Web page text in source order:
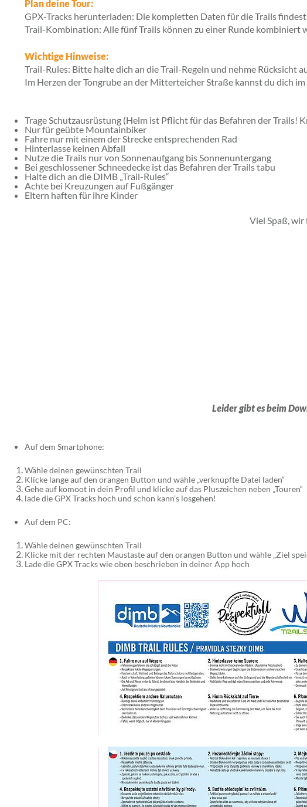
Plan deine Tour:
GPX-Tracks herunterladen: Die kompletten Daten für die Trails
Trail-Kombination: Alle fünf Trails können zu einer Runde
Wichtige Hinweise:
Trail-Rules: Bitte halte dich an die Trail-Regeln und nehme Rücksicht
Im Herzen der Tongrube an der Mitterteicher Straße kannst du dich
Trage Schutzausrüstung (Helm ist Pflicht für das Befahren der Trails!
Nur für geübte Mountainbiker
Fahre nur mit einem der Strecke entsprechenden Rad
Hinterlasse keinen Abfall
Nutze die Trails nur von Sonnenaufgang bis Sonnenuntergang
Bei geschlossener Schneedecke ist das Befahren der Trails tabu
Halte dich an die DIMB „Trail-Rules“
Achte bei Kreuzungen auf Fußgänger
Eltern haften für ihre Kinder
Viel Spaß, wir
Leider gibt es beim
Auf dem Smartphone:
Wähle deinen gewünschten Trail
Klicke lange auf den orangen Button und wähle „verknüpfte Datei laden“
Gehe auf komoot in dein Profil und klicke auf das Pluszeichen neben „Touren“
lade die GPX Tracks hoch und schon kann’s losgehen!
Auf dem PC:
Wähle deinen gewünschten Trail
Klicke mit der rechten Maustaste auf den orangen Button und wähle „Ziel
Lade die GPX Tracks wie oben beschrieben in deiner App hoch